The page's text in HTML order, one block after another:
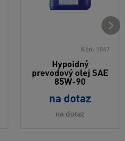
Kód: 1047
Hypoidný
prevodový olej SAE
85W-90
na dotaz
na dotaz